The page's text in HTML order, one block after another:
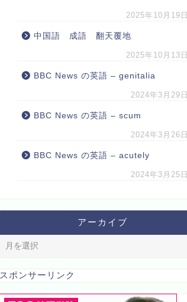
2025年10月19日
中国語 成語 翻天覆地
2025年10月13日
BBC News の英語 – genitalia
2024年3月29日
BBC News の英語 – scum
2024年3月26日
BBC News の英語 – acutely
2024年3月25日
アーカイブ
スポンサーリンク